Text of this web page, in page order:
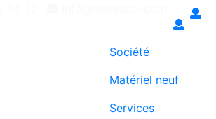
AVISEO pour une maintenance
Société
Matériel neuf
Services